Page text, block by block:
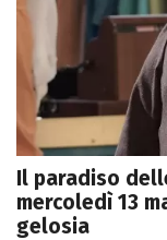
Il paradiso
mercoledì 13
gelosia